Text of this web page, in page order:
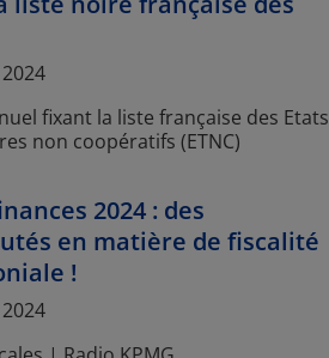
date
fixant la liste française des Etats
non coopératifs (ETNC)
2024 : des
en matière de fiscalité
!
date